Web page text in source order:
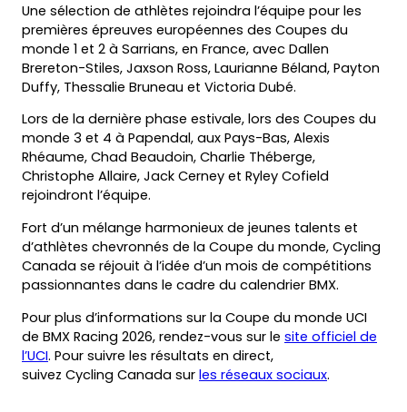
Une sélection de athlètes rejoindra l’équipe pour les
premières épreuves européennes des Coupes du
monde 1 et 2 à Sarrians, en France, avec Dallen
Brereton-Stiles, Jaxson Ross, Laurianne Béland, Payton
Duffy, Thessalie Bruneau et Victoria Dubé.
Lors de la dernière phase estivale, lors des Coupes du
monde 3 et 4 à Papendal, aux Pays-Bas, Alexis
Rhéaume, Chad Beaudoin, Charlie Théberge,
Christophe Allaire, Jack Cerney et Ryley Cofield
rejoindront l’équipe.
Fort d’un mélange harmonieux de jeunes talents et
d’athlètes chevronnés de la Coupe du monde, Cycling
Canada se réjouit à l’idée d’un mois de compétitions
passionnantes dans le cadre du calendrier BMX.
Pour plus d’informations sur la Coupe du monde UCI
de BMX Racing 2026, rendez-vous sur le site officiel de
l’UCI(opens
in
. Pour suivre les résultats en direct,
suivez Cycling Canada sur les réseaux sociaux(opens
.